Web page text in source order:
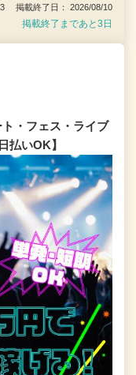
掲載終了日： 2026/08/10
掲載終了まであと3日
・フェス・ライブ
払いOK】